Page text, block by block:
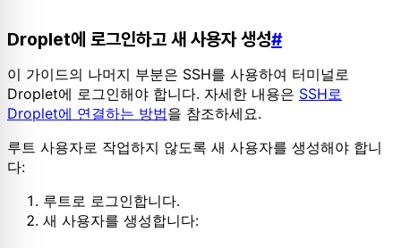
Droplet에 로그인하고 새 사용자 생성#
이 가이드의 나머지 부분은 SSH를 사용하여 터미널로
Droplet에 로그인해야 합니다. 자세한 내용은 SSH로
Droplet에 연결하는 방법을 참조하세요.
루트 사용자로 작업하지 않도록 새 사용자를 생성해야 합니
다:
루트로 로그인합니다.
새 사용자를 생성합니다: